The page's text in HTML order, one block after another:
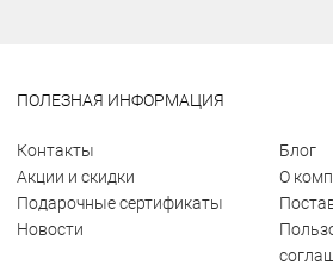
ПОЛЕЗНАЯ ИНФОРМАЦИЯ
Контакты
Акции и скидки
Подарочные сертификаты
Новости
Блог
О